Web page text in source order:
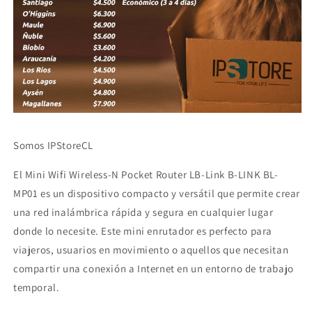
Somos IPStoreCL
El Mini Wifi Wireless-N Pocket Router LB-Link B-LINK BL-
MP01 es un dispositivo compacto y versátil que permite crear
una red inalámbrica rápida y segura en cualquier lugar
donde lo necesite. Este mini enrutador es perfecto para
viajeros, usuarios en movimiento o aquellos que necesitan
compartir una conexión a Internet en un entorno de trabajo
temporal.